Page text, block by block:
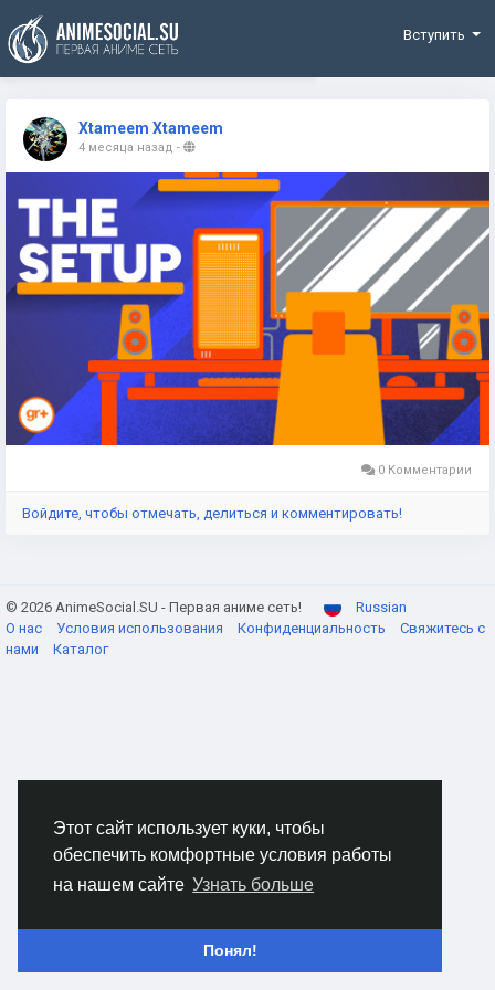
Этот сайт использует куки, чтобы
обеспечить комфортные условия работы
на нашем сайте Узнать больше
Понял!
Funding
Вступить
Xtameem Xtameem
4 месяца назад -
0 Комментарии
Войдите, чтобы отмечать, делиться и комментировать!
© 2026 AnimeSocial.SU - Первая аниме сеть!
Russian
О нас
Условия использования Конфиденциальность
Свяжитесь с
нами
Каталог